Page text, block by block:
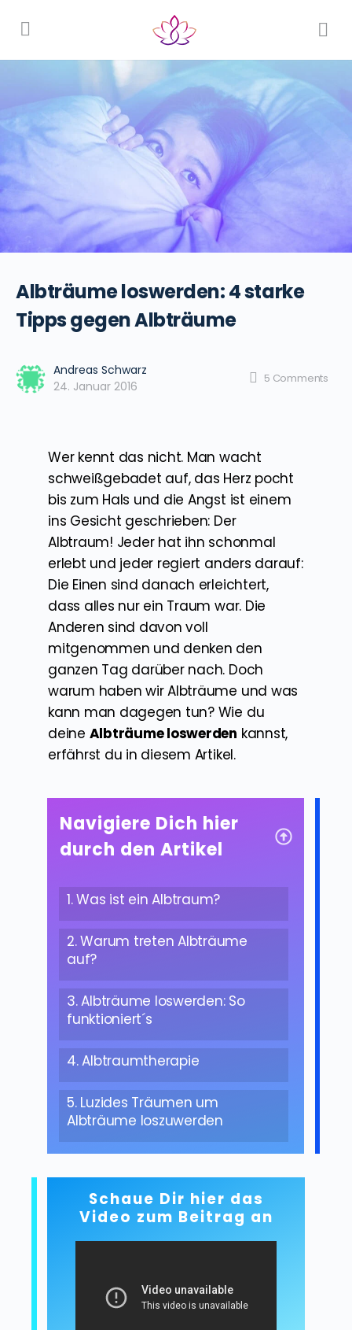
Albträume loswerden: 4 starke
Tipps gegen Albträume
Andreas Schwarz
24. Januar 2016
5 Comments
Wer kennt das nicht. Man wacht
schweißgebadet auf, das Herz pocht
bis zum Hals und die Angst ist einem
ins Gesicht geschrieben: Der
Albtraum! Jeder hat ihn schonmal
erlebt und jeder regiert anders darauf:
Die Einen sind danach erleichtert,
dass alles nur ein Traum war. Die
Anderen sind davon voll
mitgenommen und denken den
ganzen Tag darüber nach. Doch
warum haben wir Albträume und was
kann man dagegen tun? Wie du
deine Albträume loswerden kannst,
erfährst du in diesem Artikel.
Navigiere Dich hier
durch den Artikel
1. Was ist ein Albtraum?
2. Warum treten Albträume
auf?
3. Albträume loswerden: So
funktioniert´s
4. Albtraumtherapie
5. Luzides Träumen um
Albträume loszuwerden
Schaue Dir hier das
Video zum Beitrag an